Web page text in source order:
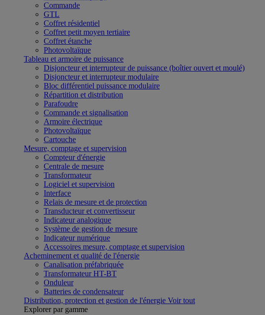
Commande
GTL
Coffret résidentiel
Coffret petit moyen tertiaire
Coffret étanche
Photovoltaïque
Tableau et armoire de puissance
Disjoncteur et interrupteur de puissance (boîtier ouvert et moulé)
Disjoncteur et interrupteur modulaire
Bloc différentiel puissance modulaire
Répartition et distribution
Parafoudre
Commande et signalisation
Armoire électrique
Photovoltaïque
Cartouche
Mesure, comptage et supervision
Compteur d'énergie
Centrale de mesure
Transformateur
Logiciel et supervision
Interface
Relais de mesure et de protection
Transducteur et convertisseur
Indicateur analogique
Système de gestion de mesure
Indicateur numérique
Accessoires mesure, comptage et supervision
Acheminement et qualité de l'énergie
Canalisation préfabriquée
Transformateur HT-BT
Onduleur
Batteries de condensateur
Distribution, protection et gestion de l'énergie Voir tout
Explorer par gamme